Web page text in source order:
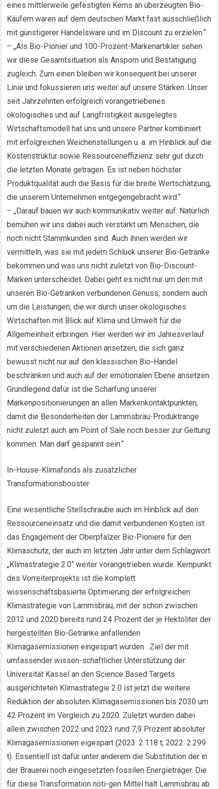
eines mittlerweile gefestigten Kerns an überzeugten Bio-
Käufern waren auf dem deutschen Markt fast ausschließlich
mit günstigerer Handelsware und im Discount zu erzielen.“
– „Als Bio-Pionier und 100-Prozent-Markenartikler sehen
wir diese Gesamtsituation als Ansporn und Bestätigung
zugleich. Zum einen bleiben wir konsequent bei unserer
Linie und fokussieren uns weiter auf unsere Stärken. Unser
seit Jahrzehnten erfolgreich vorangetriebenes
ökologisches und auf Langfristigkeit ausgelegtes
Wirtschaftsmodell hat uns und unsere Partner kombiniert
mit erfolgreichen Weichenstellungen u. a. im Hinblick auf die
Kostenstruktur sowie Ressourceneffizienz sehr gut durch
die letzten Monate getragen. Es ist neben höchster
Produktqualität auch die Basis für die breite Wertschätzung,
die unserem Unternehmen entgegengebracht wird.“
– „Darauf bauen wir auch kommunikativ weiter auf: Natürlich
bemühen wir uns dabei auch verstärkt um Menschen, die
noch nicht Stammkunden sind. Auch ihnen werden wir
vermitteln, was sie mit jedem Schluck unserer Bio-Getränke
bekommen und was uns nicht zuletzt von Bio-Discount-
Marken unterscheidet. Dabei geht es nicht nur um den mit
unseren Bio-Getränken verbundenen Genuss, sondern auch
um die Leistungen, die wir durch unser ökologisches
Wirtschaften mit Blick auf Klima und Umwelt für die
Allgemeinheit erbringen. Hier werden wir im Jahresverlauf
mit verschiedenen Aktionen ansetzen, die sich ganz
bewusst nicht nur auf den klassischen Bio-Handel
beschränken und auch auf der emotionalen Ebene ansetzen.
Grundlegend dafür ist die Schärfung unserer
Markenpositionierungen an allen Markenkontaktpunkten,
damit die Besonderheiten der Lammsbräu-Produktrange
nicht zuletzt auch am Point of Sale noch besser zur Geltung
kommen. Man darf gespannt sein.“
In-House-Klimafonds als zusätzlicher
Transformationsbooster
Eine wesentliche Stellschraube auch im Hinblick auf den
Ressourceneinsatz und die damit verbundenen Kosten ist
das Engagement der Oberpfälzer Bio-Pioniere für den
Klimaschutz, der auch im letzten Jahr unter dem Schlagwort
„Klimastrategie 2.0“ weiter vorangetrieben wurde. Kernpunkt
des Vorreiterprojekts ist die komplett
wissenschaftsbasierte Optimierung der erfolgreichen
Klimastrategie von Lammsbräu, mit der schon zwischen
2012 und 2020 bereits rund 24 Prozent der je Hektoliter der
hergestellten Bio-Getränke anfallenden
Klimagasemissionen eingespart wurden . Ziel der mit
umfassender wissen-schaftlicher Unterstützung der
Universität Kassel an den Science Based Targets
ausgerichteten Klimastrategie 2.0 ist jetzt die weitere
Reduktion der absoluten Klimagasemissionen bis 2030 um
42 Prozent im Vergleich zu 2020. Zuletzt wurden dabei
allein zwischen 2022 und 2023 rund 7,9 Prozent absoluter
Klimagasemissionen eigespart (2023: 2.118 t; 2022: 2.299
t). Essentiell ist dafür unter anderem die Substitution der in
der Brauerei noch eingesetzten fossilen Energieträger. Die
für diese Transformation nöti-gen Mittel hält Lammsbräu ab